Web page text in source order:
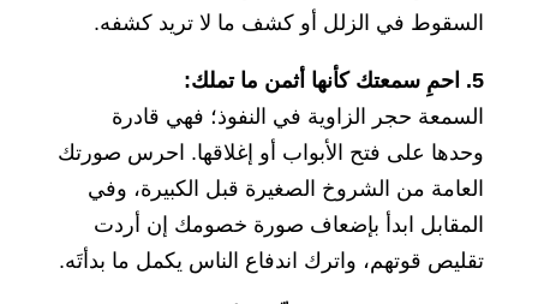
السقوط في الزلل أو كشف ما لا تريد كشفه.
5. احمِ سمعتك كأنها أثمن ما تملك:
السمعة حجر الزاوية في النفوذ؛ فهي قادرة
وحدها على فتح الأبواب أو إغلاقها. احرس صورتك
العامة من الشروخ الصغيرة قبل الكبيرة، وفي
المقابل ابدأ بإضعاف صورة خصومك إن أردت
تقليص قوتهم، واترك اندفاع الناس يكمل ما بدأتَه.